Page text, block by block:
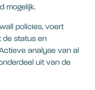
mogelijk.
policies, voert
de status en
analyse van al
uit van de